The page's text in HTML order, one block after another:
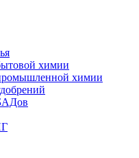
химии
химии